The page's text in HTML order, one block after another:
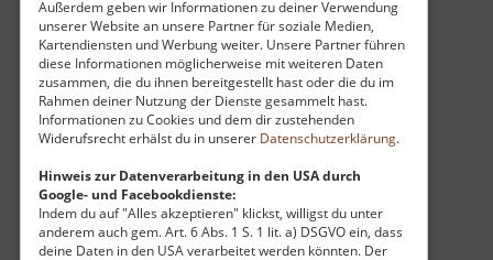
Außerdem geben wir Informationen zu deiner Verwendung
unserer Website an unsere Partner für soziale Medien,
Kartendiensten und Werbung weiter. Unsere Partner führen
diese Informationen möglicherweise mit weiteren Daten
zusammen, die du ihnen bereitgestellt hast oder die du im
Rahmen deiner Nutzung der Dienste gesammelt hast.
Informationen zu Cookies und dem dir zustehenden
Widerufsrecht erhälst du in unserer Datenschutzerklärung.
Hinweis zur Datenverarbeitung in den USA durch
Google- und Facebookdienste:
Indem du auf "Alles akzeptieren" klickst, willigst du unter
anderem auch gem. Art. 6 Abs. 1 S. 1 lit. a) DSGVO ein, dass
deine Daten in den USA verarbeitet werden könnten. Der
/
Heinzewald
Spielplatz an der Lessingstraße
Zschopau / Mittleres Erzgebirge
aktuell vom 26.04.2026 / Zugriffe: 8392
16 km vom aktuellen Standort